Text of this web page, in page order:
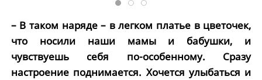
– В таком наряде – в легком платье в цветочек,
что носили наши мамы и бабушки, и
чувствуешь себя по-особенному. Сразу
настроение поднимается. Хочется улыбаться и